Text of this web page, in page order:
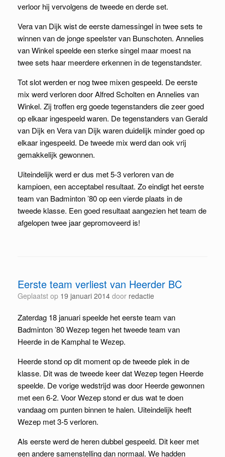
verloor hij vervolgens de tweede en derde set.
Vera van Dijk wist de eerste damessingel in twee sets te
winnen van de jonge speelster van Bunschoten. Annelies
van Winkel speelde een sterke singel maar moest na
twee sets haar meerdere erkennen in de tegenstandster.
Tot slot werden er nog twee mixen gespeeld. De eerste
mix werd verloren door Alfred Scholten en Annelies van
Winkel. Zij troffen erg goede tegenstanders die zeer goed
op elkaar ingespeeld waren. De tegenstanders van Gerald
van Dijk en Vera van Dijk waren duidelijk minder goed op
elkaar ingespeeld. De tweede mix werd dan ook vrij
gemakkelijk gewonnen.
Uiteindelijk werd er dus met 5-3 verloren van de
kampioen, een acceptabel resultaat. Zo eindigt het eerste
team van Badminton ’80 op een vierde plaats in de
tweede klasse. Een goed resultaat aangezien het team de
afgelopen twee jaar gepromoveerd is!
Eerste team verliest van Heerder BC
Geplaatst op 19 januari 2014 door redactie
Zaterdag 18 januari speelde het eerste team van
Badminton ’80 Wezep tegen het tweede team van
Heerde in de Kamphal te Wezep.
Heerde stond op dit moment op de tweede plek in de
klasse. Dit was de tweede keer dat Wezep tegen Heerde
speelde. De vorige wedstrijd was door Heerde gewonnen
met een 6-2. Voor Wezep stond er dus wat te doen
vandaag om punten binnen te halen. Uiteindelijk heeft
Wezep met 3-5 verloren.
Als eerste werd de heren dubbel gespeeld. Dit keer met
een andere samenstelling dan normaal. We hadden